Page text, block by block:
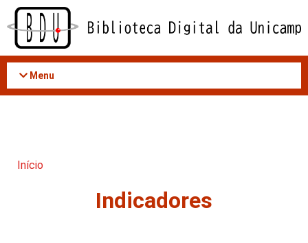
Acessar
conteúdo
Menu
Início
Indicadores